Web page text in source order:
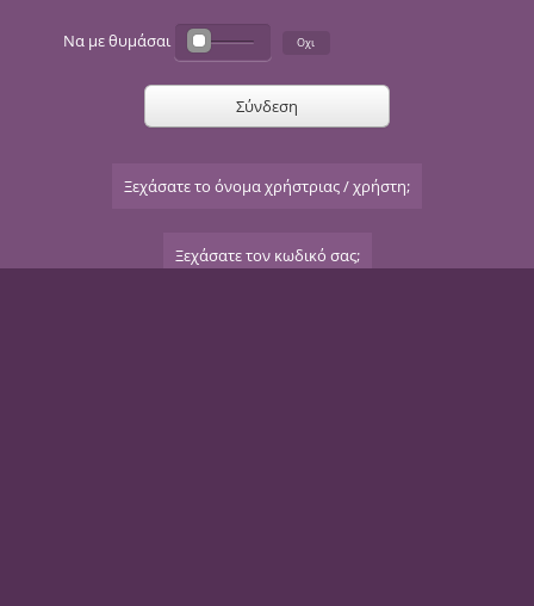
Να με θυμάσαι
Σύνδεση
Ξεχάσατε το όνομα χρήστριας / χρήστη;
Ξεχάσατε τον κωδικό σας;